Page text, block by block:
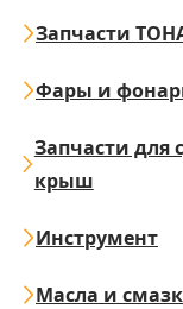
Запчасти
Фары и
Запчасти для
крыш
Инструмент
Масла и